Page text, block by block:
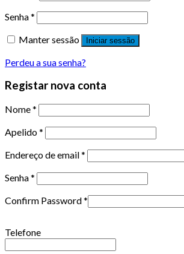
Senha*
Manter sessão
Iniciar sessão
Perdeu a sua senha?
Registar nova conta
Nome*
Apelido*
Endereço de email*
Senha*
Confirm Password*
Telefone